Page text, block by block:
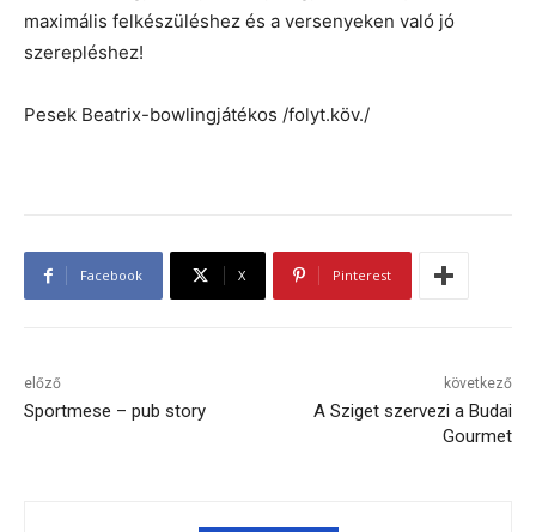
maximális felkészüléshez és a versenyeken való jó
szerepléshez!
Pesek Beatrix-bowlingjátékos /folyt.köv./
Facebook X Pinterest
előző
Sportmese – pub story
következő
A Sziget szervezi a Budai
Gourmet